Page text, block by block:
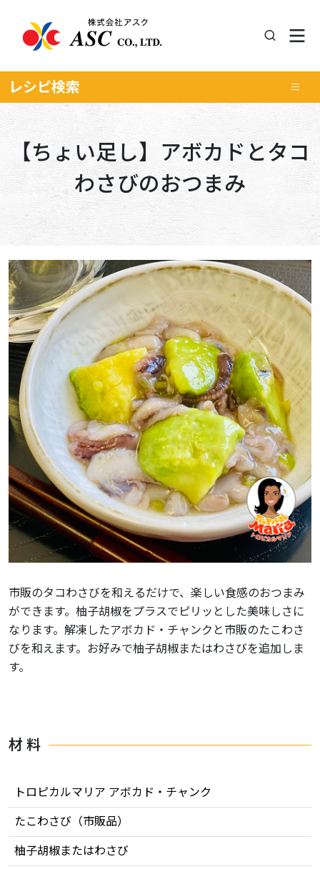
レシピ検索
【ちょい足し】アボカドとタコ
わさびのおつまみ
市販のタコわさびを和えるだけで、楽しい食感のおつまみ
ができます。柚子胡椒をプラスでピリッとした美味しさに
なります。解凍したアボカド・チャンクと市販のたこわさ
びを和えます。お好みで柚子胡椒またはわさびを追加しま
す。
材 料
トロピカルマリア アボカド・チャンク
たこわさび（市販品）
柚子胡椒またはわさび